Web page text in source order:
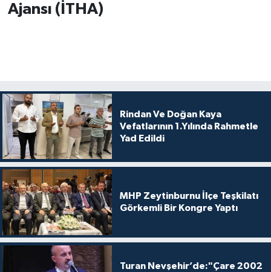
Ajansı (İTHA)
Rindan Ve Doğan Kaya
Vefatlarının 1.Yılında Rahmetle
Yad Edildi
MHP Zeytinburnu İlçe Teşkilatı
Görkemli Bir Kongre Yaptı
Turan Nevşehir’de:"Çare 2002